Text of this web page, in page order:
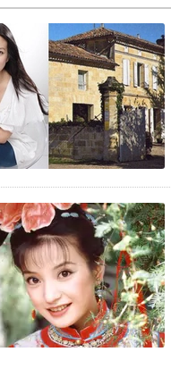
16:38
9 trụ
16:32
Đề xuất
tỷ đồng
16:30
Vì sao
16:30
Bắt giữ
16:24
Sau
online
16:24
"Tình
mạch"
vương
16:18
Patrik
16:15
Một chủ
16:15
Tình
"lạnh
16:13
Lừa cho
công ty